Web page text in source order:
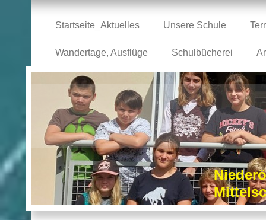
Startseite_Aktuelles Unsere Schule
Wandertage, Ausflüge Schulbücherei